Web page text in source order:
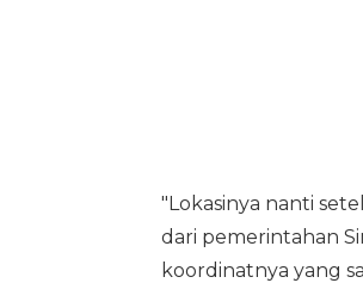
"Lokasinya nanti
dari pemerintahan
koordinatnya yang